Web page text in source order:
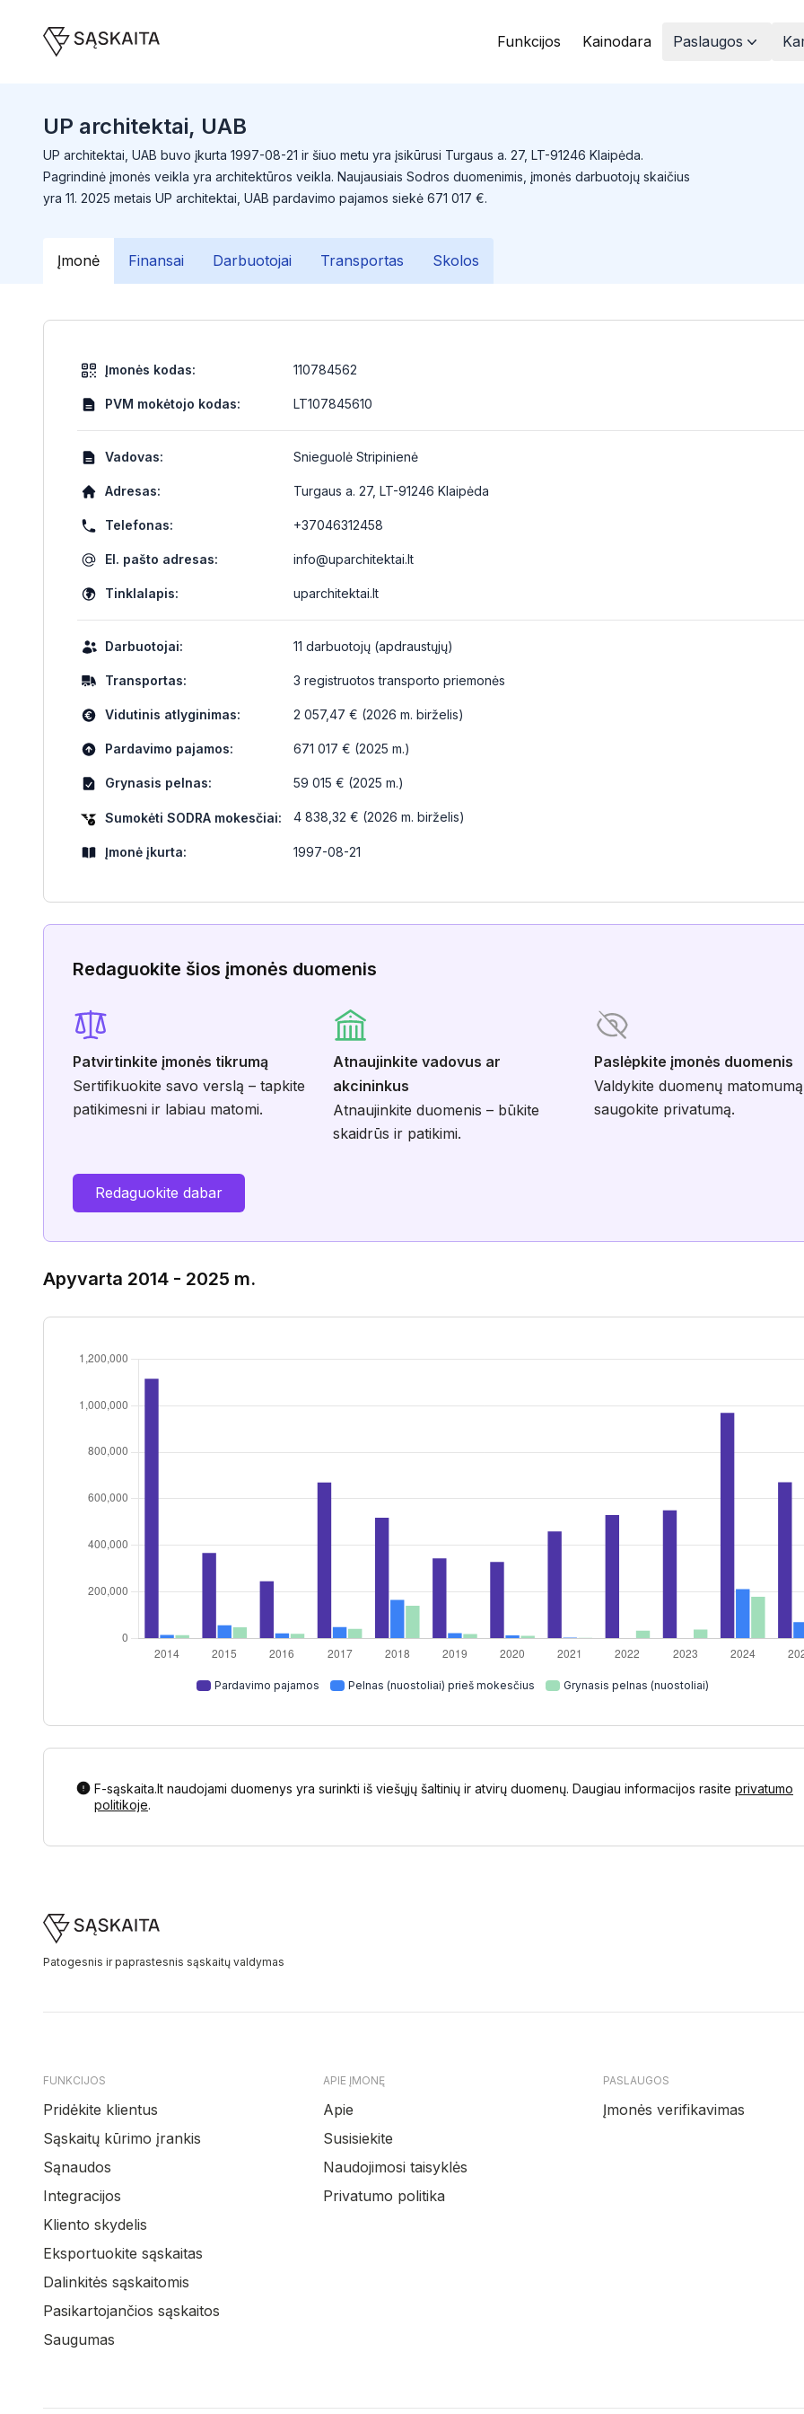
Funkcijos Kainodara Paslaugos
UP architektai, UAB
UP architektai, UAB buvo įkurta 1997-08-21 ir šiuo metu yra įsikūrusi Turgaus a. 27, LT-91246 Klaipėda.
Pagrindinė įmonės veikla yra architektūros veikla. Naujausiais Sodros duomenimis, įmonės darbuotojų skaičius
yra 11. 2025 metais UP architektai, UAB pardavimo pajamos siekė 671 017 €.
Įmonė Finansai Darbuotojai Transportas Skolos
Įmonės kodas: 110784562
PVM mokėtojo kodas: LT107845610
Vadovas: Snieguolė Stripinienė
Adresas: Turgaus a. 27, LT-91246 Klaipėda
Telefonas: +37046312458
El. pašto adresas: info@uparchitektai.lt
Tinklalapis: uparchitektai.lt
Darbuotojai: 11 darbuotojų (apdraustųjų)
Transportas: 3 registruotos transporto priemonės
Vidutinis atlyginimas: 2 057,47 € (2026 m. birželis)
Pardavimo pajamos: 671 017 € (2025 m.)
Grynasis pelnas: 59 015 € (2025 m.)
Sumokėti SODRA mokesčiai: 4 838,32 € (2026 m. birželis)
Įmonė įkurta: 1997-08-21
Redaguokite šios įmonės duomenis
Patvirtinkite įmonės tikrumą
Sertifikuokite savo verslą – tapkite
patikimesni ir labiau matomi.
Atnaujinkite vadovus ar
akcininkus
Atnaujinkite duomenis – būkite
skaidrūs ir patikimi.
Paslėpkite įmonės duomenis
Valdykite duomenų
saugokite privatumą.
Redaguokite dabar
Apyvarta 2014 - 2025 m.
Pardavimo pajamos Pelnas (nuostoliai) prieš mokesčius Grynasis pelnas (nuostoliai)
F-sąskaita.lt naudojami duomenys yra surinkti iš viešųjų šaltinių ir atvirų duomenų. Daugiau informacijos rasite privatumo
politikoje.
Footer
Patogesnis ir paprastesnis sąskaitų valdymas
FUNKCIJOS
Pridėkite klientus
Sąskaitų kūrimo įrankis
Sąnaudos
Integracijos
Kliento skydelis
Eksportuokite sąskaitas
Dalinkitės sąskaitomis
Pasikartojančios sąskaitos
Saugumas
APIE ĮMONĘ
Apie
Susisiekite
Naudojimosi taisyklės
Privatumo politika
PASLAUGOS
Įmonės verifikavimas